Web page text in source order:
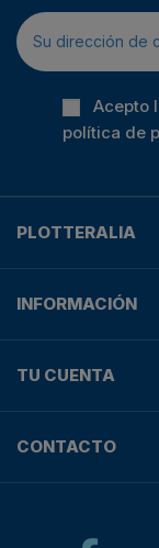
Acepto
política de
PLOTTERALIA
INFORMACIÓN
TU CUENTA
CONTACTO